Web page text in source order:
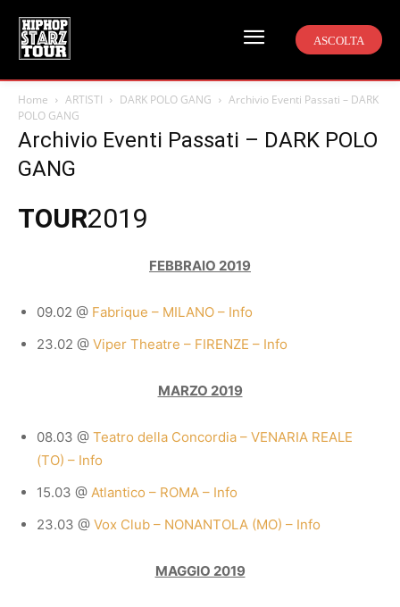
ASCOLTA
Home ARTISTI DARK POLO GANG
Archivio Eventi Passati – DARK
POLO GANG
Archivio Eventi Passati – DARK POLO
GANG
TOUR2019
FEBBRAIO 2019
09.02 @ Fabrique – MILANO – Info
23.02 @ Viper Theatre – FIRENZE – Info
MARZO 2019
08.03 @ Teatro della Concordia – VENARIA REALE
(TO) – Info
15.03 @ Atlantico – ROMA – Info
23.03 @ Vox Club – NONANTOLA (MO) – Info
MAGGIO 2019